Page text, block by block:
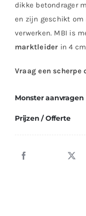
dikke betondrager
en zijn geschikt
verwerken. MBI is
marktleider in 4
Vraag een scherpe
Monster aanvragen
Prijzen / Offerte